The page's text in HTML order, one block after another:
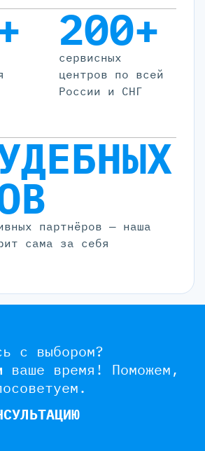
200+
cервисных
центров по всей
России и СНГ
партнёров — наша
сама за себя
с выбором?
ваше время! Поможем,